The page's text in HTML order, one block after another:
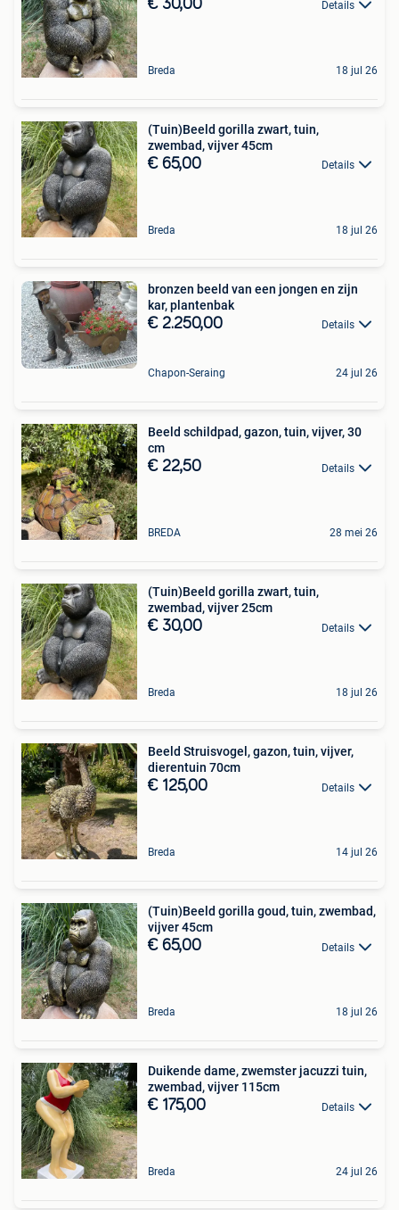
€ 30,00 Details
Breda 18 jul 26
(Tuin)Beeld gorilla zwart, tuin,
zwembad, vijver 45cm
€ 65,00 Details
Breda 18 jul 26
bronzen beeld van een jongen en zijn
kar, plantenbak
€ 2.250,00 Details
Chapon-Seraing 24 jul 26
Beeld schildpad, gazon, tuin, vijver, 30
cm
€ 22,50 Details
BREDA 28 mei 26
(Tuin)Beeld gorilla zwart, tuin,
zwembad, vijver 25cm
€ 30,00 Details
Breda 18 jul 26
Beeld Struisvogel, gazon, tuin, vijver,
dierentuin 70cm
€ 125,00 Details
Breda 14 jul 26
(Tuin)Beeld gorilla goud, tuin, zwembad,
vijver 45cm
€ 65,00 Details
Breda 18 jul 26
Duikende dame, zwemster jacuzzi tuin,
zwembad, vijver 115cm
€ 175,00 Details
Breda 24 jul 26